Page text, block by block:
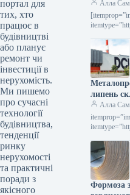
портал для
тих, хто
працює в
будівництві
або планує
ремонт чи
інвестиції в
нерухомість.
Ми пишемо
про сучасні
технології
будівництва,
тенденції
ринку
нерухомості
та практичні
поради з
якісного
року
2,4%
роком.
Алла
Новини
Voestalpine у
фінроку…
липень
Алла
Компанії
Серпня
тис. т…
Формоза